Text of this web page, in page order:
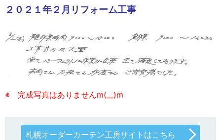
２０２１年２月リフォーム工事
※ 完成写真はありませんm(__)m
札幌オーダーカーテン工房サイトはこちら